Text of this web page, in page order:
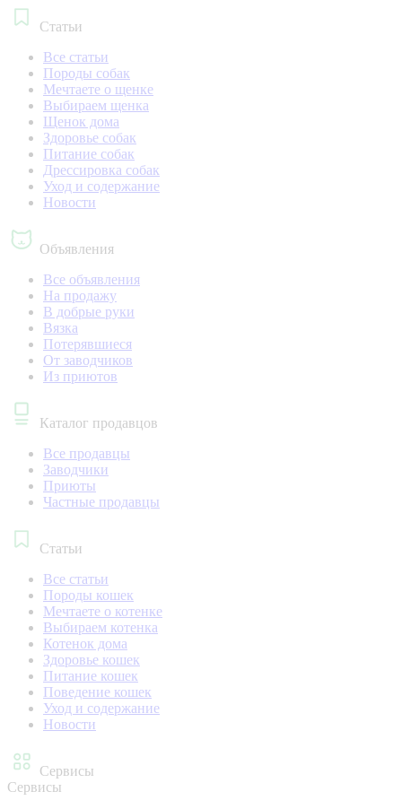
Статьи
Все статьи
Породы собак
Мечтаете о щенке
Выбираем щенка
Щенок дома
Здоровье собак
Питание собак
Дрессировка собак
Уход и содержание
Новости
Объявления
Все объявления
На продажу
В добрые руки
Вязка
Потерявшиеся
От заводчиков
Из приютов
Каталог продавцов
Все продавцы
Заводчики
Приюты
Частные продавцы
Статьи
Все статьи
Породы кошек
Мечтаете о котенке
Выбираем котенка
Котенок дома
Здоровье кошек
Питание кошек
Поведение кошек
Уход и содержание
Новости
Сервисы
Сервисы